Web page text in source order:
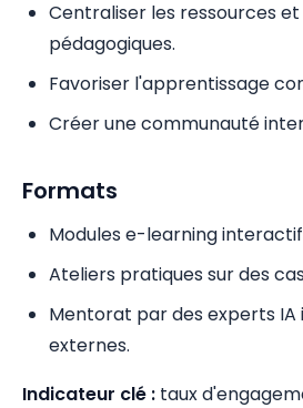
Centraliser les ressources et
pédagogiques.
Favoriser l'apprentissage
Créer une communauté
Formats
Modules e-learning
Ateliers pratiques sur des
Mentorat par des experts IA
externes.
Indicateur clé : taux